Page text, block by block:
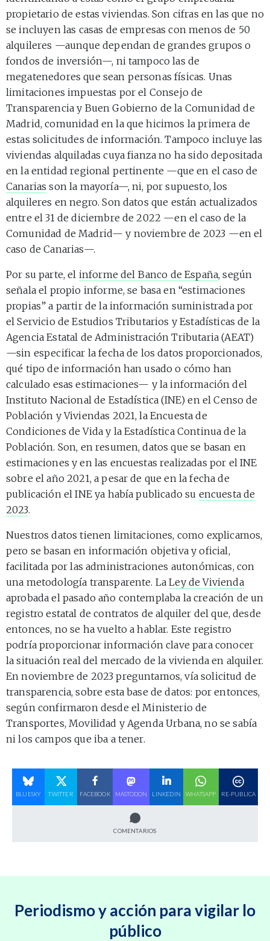
propietario de estas viviendas. Son cifras en las que no
se incluyen las casas de empresas con menos de 50
alquileres —aunque dependan de grandes grupos o
fondos de inversión—, ni tampoco las de
megatenedores que sean personas físicas. Unas
limitaciones impuestas por el Consejo de
Transparencia y Buen Gobierno de la Comunidad de
Madrid, comunidad en la que hicimos la primera de
estas solicitudes de información. Tampoco incluye las
viviendas alquiladas cuya fianza no ha sido depositada
en la entidad regional pertinente —que en el caso de
Canarias son la mayoría—, ni, por supuesto, los
alquileres en negro. Son datos que están actualizados
entre el 31 de diciembre de 2022 —en el caso de la
Comunidad de Madrid— y noviembre de 2023 —en el
caso de Canarias—.
Por su parte, el informe del Banco de España, según
señala el propio informe, se basa en “estimaciones
propias” a partir de la información suministrada por
el Servicio de Estudios Tributarios y Estadísticas de la
Agencia Estatal de Administración Tributaria (AEAT)
—sin especificar la fecha de los datos proporcionados,
qué tipo de información han usado o cómo han
calculado esas estimaciones— y la información del
Instituto Nacional de Estadística (INE) en el Censo de
Población y Viviendas 2021, la Encuesta de
Condiciones de Vida y la Estadística Continua de la
Población. Son, en resumen, datos que se basan en
estimaciones y en las encuestas realizadas por el INE
sobre el año 2021, a pesar de que en la fecha de
publicación el INE ya había publicado su encuesta de
2023.
Nuestros datos tienen limitaciones, como explicamos,
pero se basan en información objetiva y oficial,
facilitada por las administraciones autonómicas, con
una metodología transparente. LaLey de Vivienda
aprobada el pasado año contemplaba la creación de un
registro estatal de contratos de alquiler del que, desde
entonces, no se ha vuelto a hablar. Este registro
podría proporcionar información clave para conocer
la situación real del mercado de la vivienda en alquiler.
En noviembre de 2023 preguntamos, vía solicitud de
transparencia, sobre esta base de datos: por entonces,
según confirmaron desde el Ministerio de
Transportes, Movilidad y Agenda Urbana, no se sabía
ni los campos que iba a tener.
BLUESKY TWITTER FACEBOOK MASTODON LINKEDIN WHATSAPP RE-PUBLICA
COMENTARIOS
Periodismo y acción para vigilar lo
público